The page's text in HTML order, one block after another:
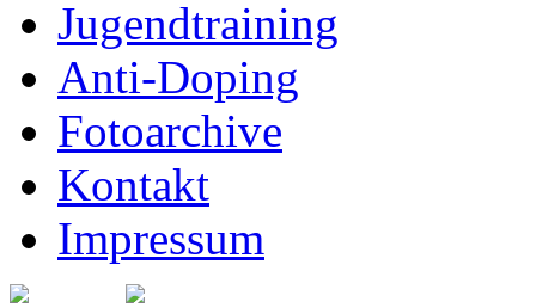
Jugendtraining
Anti-Doping
Fotoarchive
Kontakt
Impressum